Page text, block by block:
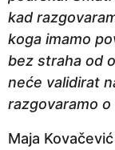
kad
koga imamo
bez straha od
neće validirat
razgovaramo o
Maja